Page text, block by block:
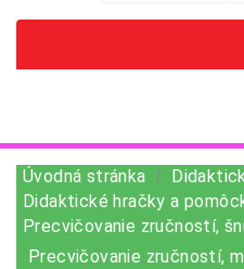
Úvodná stránka
Didaktické hračky a
Precvičovanie zručností,
Precvičovanie zručností,